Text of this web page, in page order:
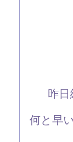
昨
何と早